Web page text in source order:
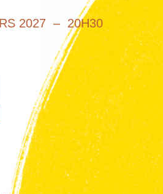
2027 20H30